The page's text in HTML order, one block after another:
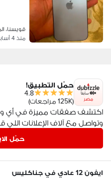
قويسنا،
منذ 4 أسابيع
مصر
حمّل التطبيق!
4.8
(125K مراجعات)
اكتشف صفقات مميزة في أي
وتواصل مع آلاف الإعلانات اللي
حمّل
ايفون 12 عادي في جناكليس